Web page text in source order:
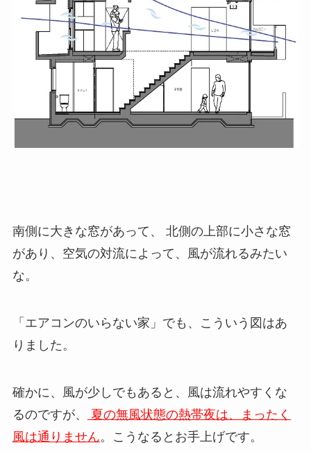
南側に大きな窓があって、 北側の上部に小さな窓
があり、空気の対流によって、風が流れるみたい
な。
「エアコンのいらない家」でも、こういう図はあ
りました。
確かに、風が少しでもあると、風は流れやすくな
るのですが、
夏の無風状態の熱帯夜は、まったく
風は通りません。こうなるとお手上げです。